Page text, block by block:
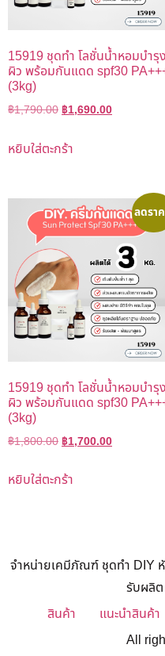
15919 ชุดทำ โลชั่นน้ำหอมบำรุง
ผิว พร้อมกันแดด spf30
(3kg)
฿1,790.00฿1,690.00
หยิบใส่ตะกร้า
ลดรา
15919 ชุดทำ โลชั่นน้ำหอมบำรุง
ผิว พร้อมกันแดด spf30
(3kg)
฿1,800.00 ฿1,700.00
หยิบใส่ตะกร้า
จำหน่ายเคมีภัณฑ์ ชุดทำ DIY
รับผลิ
สินค้า
แนะนำสินค้า
All